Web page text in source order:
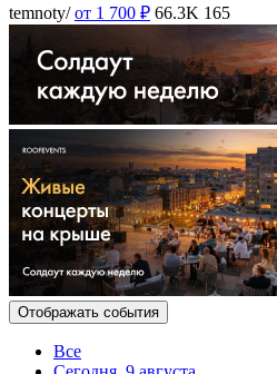
temnoty/ от 1 700 ₽ 66.3K 165
Отображать события
Все